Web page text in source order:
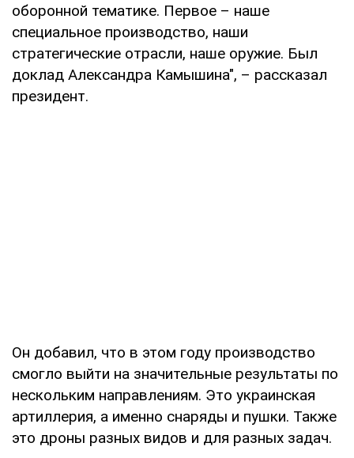
оборонной тематике. Первое – наше
специальное производство, наши
стратегические отрасли, наше оружие. Был
доклад Александра Камышина", – рассказал
президент.
Он добавил, что в этом году производство
смогло выйти на значительные результаты по
нескольким направлениям. Это украинская
артиллерия, а именно снаряды и пушки. Также
это дроны разных видов и для разных задач.